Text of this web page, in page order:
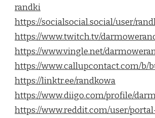
randki
https://socialsocial.social/user/
https://www.twitch.tv/
https://www.vingle.net/
https://www.callupcontact.com/b/
https://linktr.ee/randkowa
https://www.diigo.com/profile/
https://www.reddit.com/user/